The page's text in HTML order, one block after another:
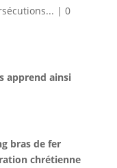
| 0
apprend ainsi
bras de fer
chrétienne